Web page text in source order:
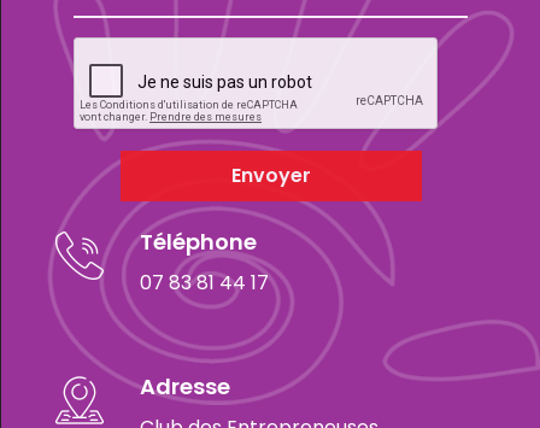
Envoyer
Téléphone
07 83 81 44 17
Adresse